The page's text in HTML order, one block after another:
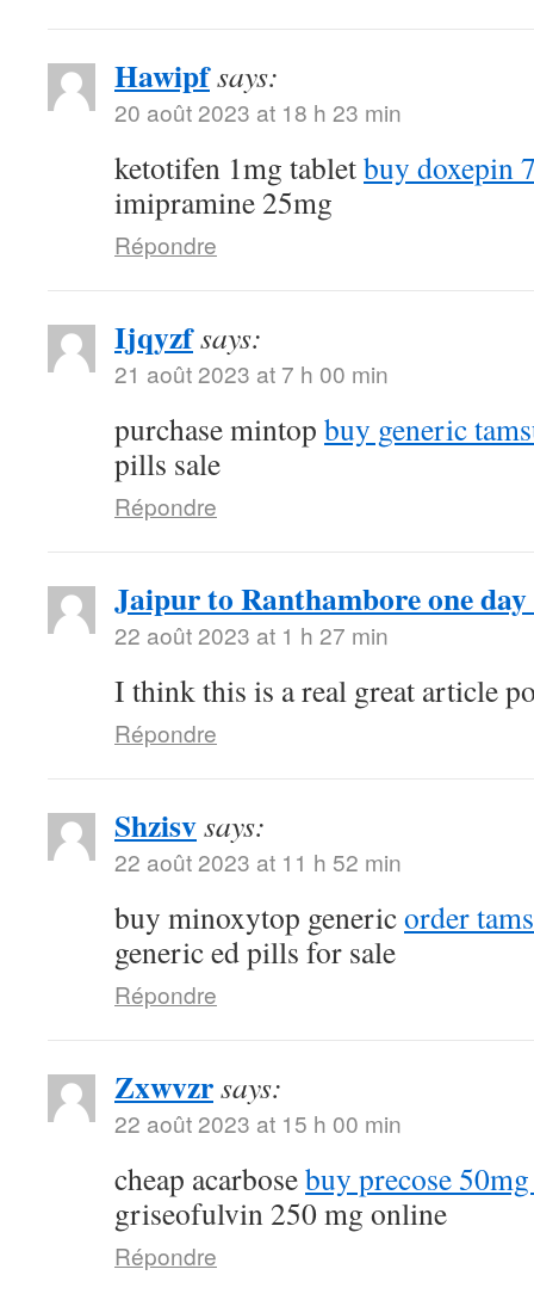
Hawipfsays:
20 août 2023 at 18 h 23 min
ketotifen 1mg tabletbuy doxepin
imipramine 25mg
Répondre
Ijqyzfsays:
21 août 2023 at 7 h 00 min
purchase mintop buy generic
pills sale
Répondre
Jaipur to Ranthambore one
22 août 2023 at 1 h 27 min
I think this is a real great article
Répondre
Shzisvsays:
22 août 2023 at 11 h 52 min
buy minoxytop genericorder
generic ed pills for sale
Répondre
Zxwvzrsays:
22 août 2023 at 15 h 00 min
cheap acarbosebuy precose
griseofulvin 250 mg online
Répondre